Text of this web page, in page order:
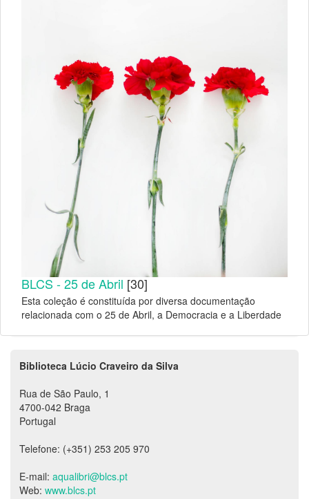
BLCS - 25 de Abril [30]
Esta coleção é constituída por diversa documentação
relacionada com o 25 de Abril, a Democracia e a Liberdade
Biblioteca Lúcio Craveiro da Silva
Rua de São Paulo, 1
4700-042 Braga
Portugal
Telefone: (+351) 253 205 970
E-mail:aqualibri@blcs.pt
Web:www.blcs.pt